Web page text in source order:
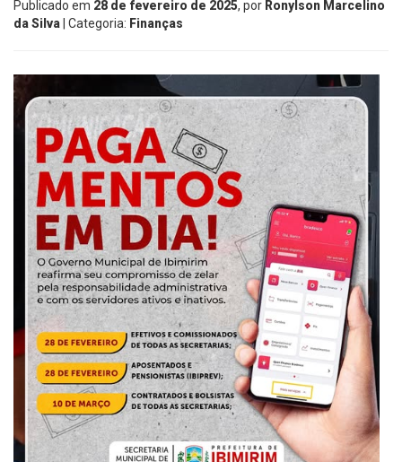
Publicado em 28 de fevereiro de 2025, por Ronylson Marcelino
da Silva | Categoria: Finanças